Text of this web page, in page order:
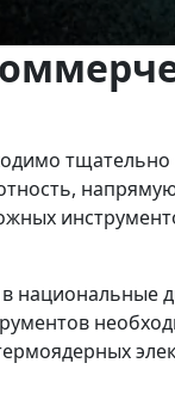
тщательно
национальные